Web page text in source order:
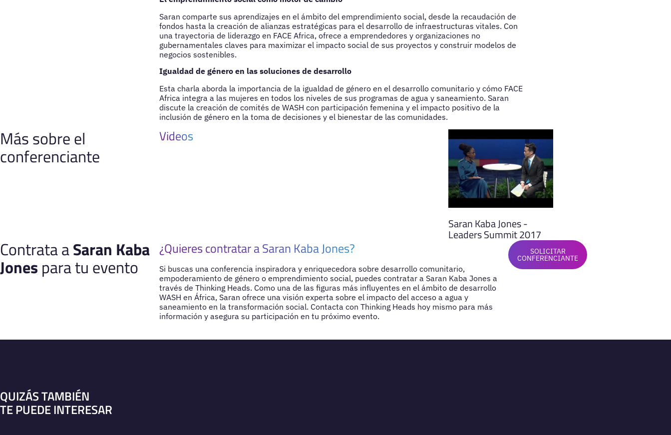
Saran comparte sus aprendizajes en el ámbito del emprendimiento social, desde la recaudación de
fondos hasta la creación de alianzas estratégicas para el desarrollo de infraestructuras vitales. Con
una trayectoria de liderazgo en FACE Africa, ofrece a emprendedores y organizaciones no
gubernamentales claves para maximizar el impacto social de sus proyectos y construir modelos de
negocios sostenibles.
Igualdad de género en las soluciones de desarrollo
Esta charla aborda la importancia de la igualdad de género en el desarrollo comunitario y cómo FACE
Africa integra a las mujeres en todos los niveles de sus programas de agua y saneamiento. Saran
discute la creación de comités de WASH con participación femenina y el impacto positivo de la
inclusión de género en la toma de decisiones y el bienestar de las comunidades.
Más sobre el
conferenciante
Videos
Saran Kaba Jones -
Leaders Summit 2017
Contrata aSaran Kaba
Jones para tu evento
¿Quieres contratar a Saran Kaba Jones?
Si buscas una conferencia inspiradora y enriquecedora sobre desarrollo comunitario,
empoderamiento de género o emprendimiento social, puedes contratar a Saran Kaba Jones a
través de Thinking Heads. Como una de las figuras más influyentes en el ámbito de desarrollo
WASH en África, Saran ofrece una visión experta sobre el impacto del acceso a agua y
saneamiento en la transformación social. Contacta con Thinking Heads hoy mismo para más
información y asegura su participación en tu próximo evento.
SOLICITAR
CONFERENCIANTE
QUIZÁS TAMBIÉN
TE PUEDE INTERESAR